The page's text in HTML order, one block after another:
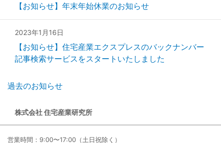
【お知らせ】年末年始休業のお知らせ
2023年1月16日
【お知らせ】住宅産業エクスプレスのバックナンバー
記事検索サービスをスタートいたしました
過去のお知らせ
株式会社 住宅産業研究所
営業時間：9:00〜17:00（土日祝除く）